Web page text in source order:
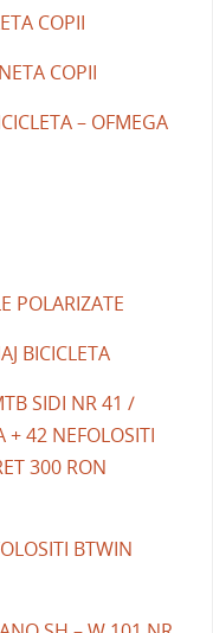
COPII
COPII
– OFMEGA
POLARIZATE
BICICLETA
SIDI NR 41 /
+ 42 NEFOLOSITI
300 RON
BTWIN